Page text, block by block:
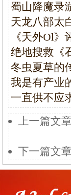
蜀山降魔录
天龙八部太
《天外Ol》
绝地搜救《
冬虫夏草的
我是有产业
一直供不应
上一篇文
下一篇文